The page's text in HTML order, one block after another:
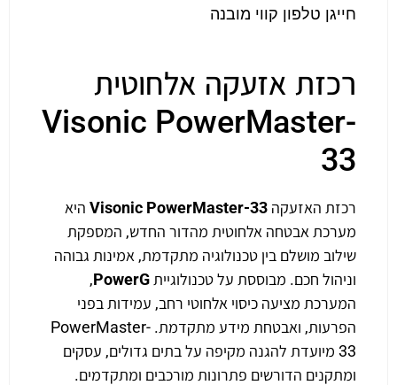
חייגן טלפון קווי מובנה
רכזת אזעקה אלחוטית
Visonic PowerMaster-
33
רכזת האזעקה Visonic PowerMaster-33 היא
מערכת אבטחה אלחוטית מהדור החדש, המספקת
שילוב מושלם בין טכנולוגיה מתקדמת, אמינות גבוהה
וניהול חכם. מבוססת על טכנולוגיית PowerG
,
המערכת מציעה כיסוי אלחוטי רחב, עמידות בפני
הפרעות, ואבטחת מידע מתקדמת. PowerMaster-
33 מיועדת להגנה מקיפה על בתים גדולים, עסקים
ומתקנים הדורשים פתרונות מורכבים ומתקדמים.